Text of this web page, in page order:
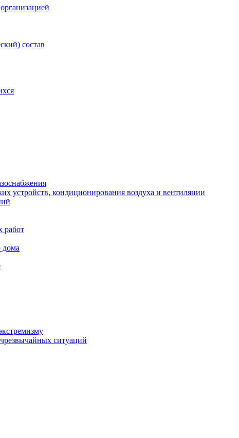
состав
устройств, кондиционирования воздуха и вентиляции
работ
дома
ситуаций